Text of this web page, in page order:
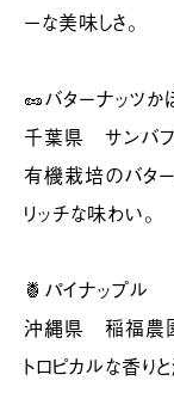
ーな美味しさ。
🥜バターナッツか
千葉県 サンバフ
有機栽培のバター
リッチな味わい。
🍍パイナップル
沖縄県 稲福農
トロピカルな香り